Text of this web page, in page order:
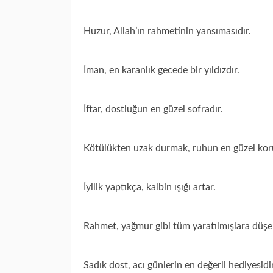
Huzur, Allah’ın rahmetinin yansımasıdır.
İman, en karanlık gecede bir yıldızdır.
İftar, dostluğun en güzel sofradır.
Kötülükten uzak durmak, ruhun en güzel
İyilik yaptıkça, kalbin ışığı artar.
Rahmet, yağmur gibi tüm yaratılmışlara
Sadık dost, acı günlerin en değerli